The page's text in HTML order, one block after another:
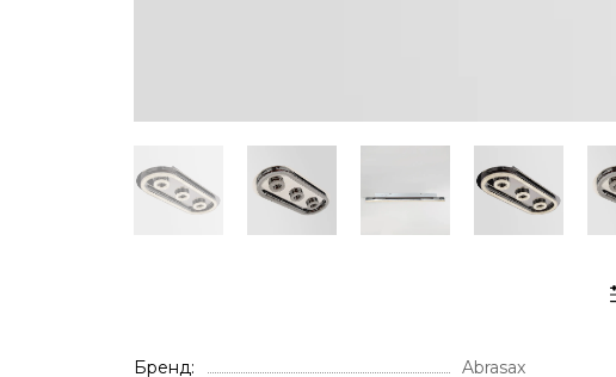
Бренд Abrasax